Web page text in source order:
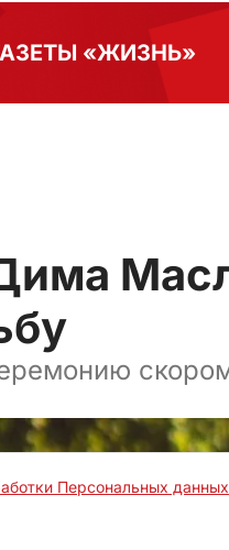
«ЖИЗНЬ»
Персональных данных